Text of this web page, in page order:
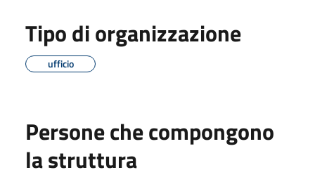
Tipo di organizzazione
ufficio
Persone che compongono
la struttura